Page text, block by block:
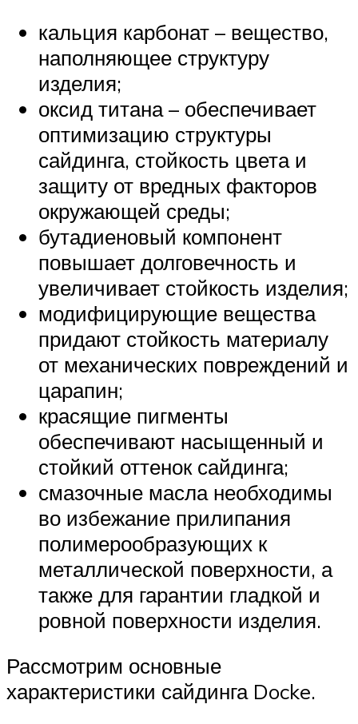
кальция карбонат – вещество,
наполняющее структуру
изделия;
оксид титана – обеспечивает
оптимизацию структуры
сайдинга, стойкость цвета и
защиту от вредных факторов
окружающей среды;
бутадиеновый компонент
повышает долговечность и
увеличивает стойкость изделия;
модифицирующие вещества
придают стойкость материалу
от механических повреждений и
царапин;
красящие пигменты
обеспечивают насыщенный и
стойкий оттенок сайдинга;
смазочные масла необходимы
во избежание прилипания
полимерообразующих к
металлической поверхности, а
также для гарантии гладкой и
ровной поверхности изделия.
Рассмотрим основные
характеристики сайдинга Docke.